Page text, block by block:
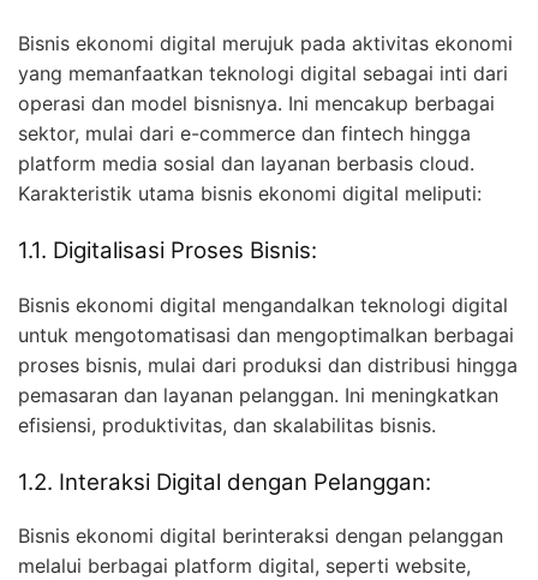
Bisnis ekonomi digital merujuk pada aktivitas ekonomi
yang memanfaatkan teknologi digital sebagai inti dari
operasi dan model bisnisnya. Ini mencakup berbagai
sektor, mulai dari e-commerce dan fintech hingga
platform media sosial dan layanan berbasis cloud.
Karakteristik utama bisnis ekonomi digital meliputi:
1.1. Digitalisasi Proses Bisnis:
Bisnis ekonomi digital mengandalkan teknologi digital
untuk mengotomatisasi dan mengoptimalkan berbagai
proses bisnis, mulai dari produksi dan distribusi hingga
pemasaran dan layanan pelanggan. Ini meningkatkan
efisiensi, produktivitas, dan skalabilitas bisnis.
1.2. Interaksi Digital dengan Pelanggan:
Bisnis ekonomi digital berinteraksi dengan pelanggan
melalui berbagai platform digital, seperti website,